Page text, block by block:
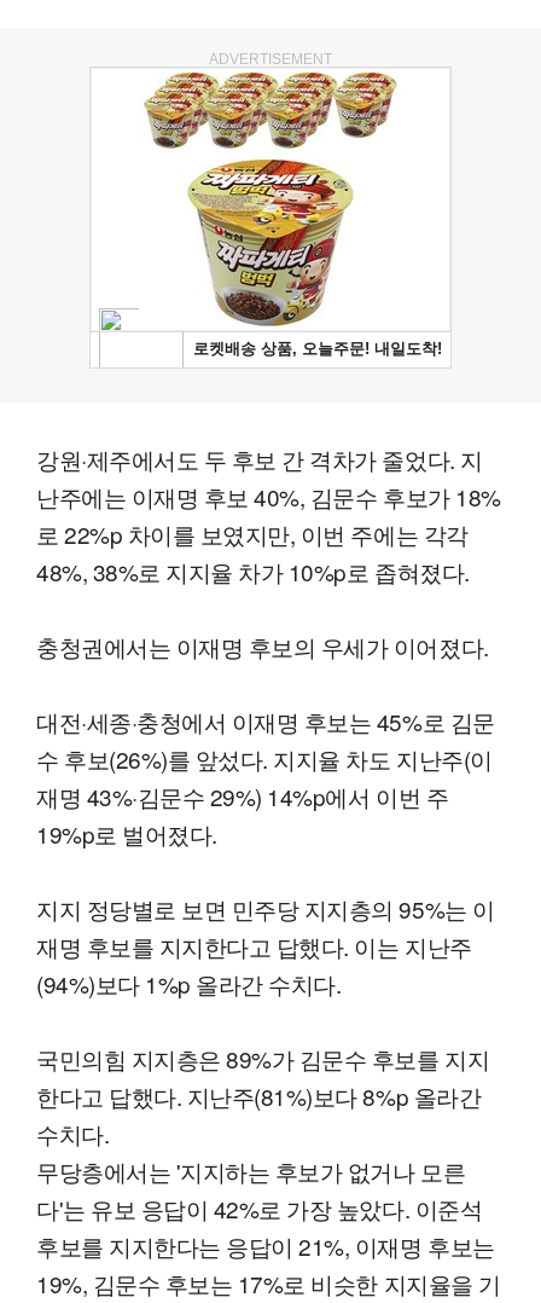
ADVERTISEMENT
강원·제주에서도 두 후보 간 격차가 줄었다. 지
난주에는 이재명 후보 40%, 김문수 후보가 18%
로 22%p 차이를 보였지만, 이번 주에는 각각
48%, 38%로 지지율 차가 10%p로 좁혀졌다.
충청권에서는 이재명 후보의 우세가 이어졌다.
대전·세종·충청에서 이재명 후보는 45%로 김문
수 후보(26%)를 앞섰다. 지지율 차도 지난주(이
재명 43%·김문수 29%) 14%p에서 이번 주
19%p로 벌어졌다.
지지 정당별로 보면 민주당 지지층의 95%는 이
재명 후보를 지지한다고 답했다. 이는 지난주
(94%)보다 1%p 올라간 수치다.
국민의힘 지지층은 89%가 김문수 후보를 지지
한다고 답했다. 지난주(81%)보다 8%p 올라간
수치다.
무당층에서는 '지지하는 후보가 없거나 모른
다'는 유보 응답이 42%로 가장 높았다. 이준석
후보를 지지한다는 응답이 21%, 이재명 후보는
19%, 김문수 후보는 17%로 비슷한 지지율을 기